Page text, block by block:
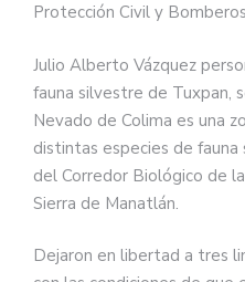
Protección Civil y
Julio Alberto Vázquez
fauna silvestre de Tuxpan,
Nevado de Colima es una
distintas especies de
del Corredor Biológico de
Sierra de Manatlán.
Dejaron en libertad a tres